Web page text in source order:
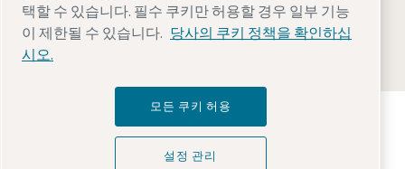
법률 및 개인 정보 참고 사항설정 관리접근성 사이트맵
© 2026 아트라스콥코
Atlas Copco Group이 어떻게 기술로 미래를 변화시
키는지 확인해 보세요.
Atlas Copco Group 웹사이트 방문하기
택할 수 있습니다. 필수 쿠키만 허용할 경우 일부 기능
이 제한될 수 있습니다. 당사의 쿠키 정책을 확인하십
시오.
모든 쿠키 허용
설정 관리